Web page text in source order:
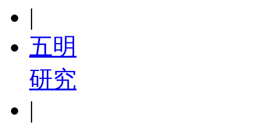
|
五明
研究
|